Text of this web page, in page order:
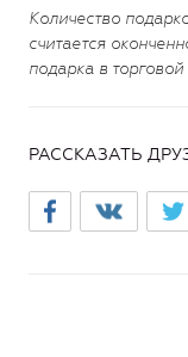
Количество
считается
подарка в торговой
РАССКАЗАТЬ